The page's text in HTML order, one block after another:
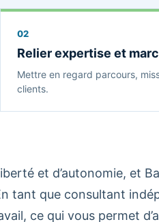
02
Relier expertise et
Mettre en regard parcours,
clients.
et d’autonomie, et
tant que consultant
ce qui vous permet